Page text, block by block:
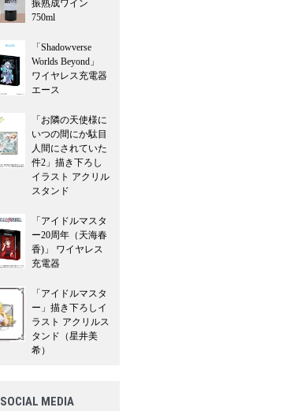
振熟成ワイン
750ml
「Shadowverse
Worlds Beyond」
ワイヤレス充電器
エース
「お隣の天使様に
いつの間にか駄目
人間にされていた
件2」描き下ろし
イラスト アクリル
スタンド
「アイドルマスタ
ー20周年（天海春
香)」 ワイヤレス
充電器
「アイドルマスタ
ー」描き下ろしイ
ラスト アクリルス
タンド（星井美
希）
SOCIAL MEDIA